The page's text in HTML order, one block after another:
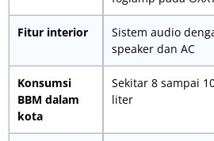
Fitur interior
Sistem audio
speaker dan AC
Konsumsi
BBM dalam
kota
Sekitar 8 sampai
liter